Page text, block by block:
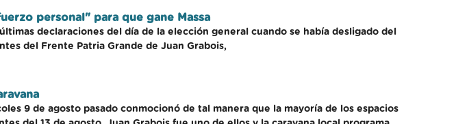
personal" para que gane Massa
declaraciones del día de la elección general cuando se había desligado del
del Frente Patria Grande de Juan Grabois,
9 de agosto pasado conmocionó de tal manera que la mayoría de los espacios